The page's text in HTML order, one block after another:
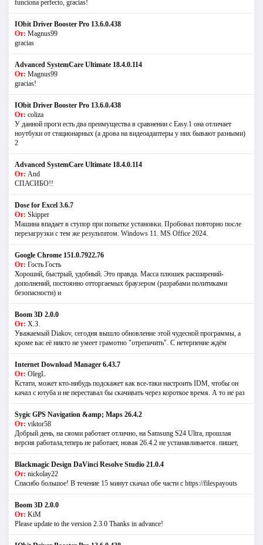
funciona perfecto, gracias!
IObit Driver Booster Pro 13.6.0.438
От: Magnus99
gracias
Advanced SystemCare Ultimate 18.4.0.114
От: Magnus99
gracias!
IObit Driver Booster Pro 13.6.0.438
От: coliza
У данной проги есть два преимущества в сравнении с Easy.1 она отличает
ноутбуки от стационарных (а дрова на видеоадаптеры у них бывают разными)
2
Advanced SystemCare Ultimate 18.4.0.114
От: And
СПАСИБО!!
Dose for Excel 3.6.7
От: Skipper
Машина впадает в ступор при попытке установки. Пробовал повторно после
перезагрузки с тем же результатом. Windows 11. MS Offiсe 2024.
Google Chrome 151.0.7922.76
От: Гость Гость
Хороший, быстрый, удобный. Это правда. Масса плюшек расширений-
дополнений, постоянно отторгаемых браузером (разрабами политиками
безопасности) и
Boom 3D 2.0.0
От: Х.З.
Уважаемый Diakov, сегодня вышло обновление этой чудесной программы, а
кроме вас её никто не умеет грамотно "отрепачить". С нетерпение ждём
Internet Download Manager 6.43.7
От: OlegL
Кстати, может кто-нибудь подскажет как все-таки настроить IDM, чтобы он
качал с ютуба и не переставал бы скачивать через короткое время. А то не раз
Sygic GPS Navigation &amp; Maps 26.4.2
От: viktor58
Добрый день, на сяоми работает отлично, на Samsung S24 Ultra, прошлая
версия работала,теперь не работает, новая 26.4.2 не устанавливается. пишет,
Blackmagic Design DaVinci Resolve Studio 21.0.4
От: nickolay22
Спасибо большое! В течение 15 минут скачал обе части с https://filespayouts
Boom 3D 2.0.0
От: KiM
Please update to the version 2.3.0 Thanks in advance!